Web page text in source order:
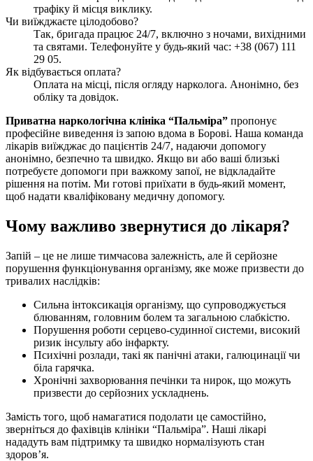
трафіку й місця виклику.
Чи виїжджаєте цілодобово?
Так, бригада працює 24/7, включно з ночами, вихідними
та святами. Телефонуйте у будь-який час: +38 (067) 111
29 05.
Як відбувається оплата?
Оплата на місці, після огляду нарколога. Анонімно, без
обліку та довідок.
Приватна наркологічна клініка “Пальміра” пропонує
професійне виведення із запою вдома в Борові. Наша команда
лікарів виїжджає до пацієнтів 24/7, надаючи допомогу
анонімно, безпечно та швидко. Якщо ви або ваші близькі
потребуєте допомоги при важкому запої, не відкладайте
рішення на потім. Ми готові приїхати в будь-який момент,
щоб надати кваліфіковану медичну допомогу.
Чому важливо звернутися до лікаря?
Запій – це не лише тимчасова залежність, але й серйозне
порушення функціонування організму, яке може призвести до
тривалих наслідків:
Сильна інтоксикація організму, що супроводжується
блюванням, головним болем та загальною слабкістю.
Порушення роботи серцево-судинної системи, високий
ризик інсульту або інфаркту.
Психічні розлади, такі як панічні атаки, галюцинації чи
біла гарячка.
Хронічні захворювання печінки та нирок, що можуть
призвести до серйозних ускладнень.
Замість того, щоб намагатися подолати це самостійно,
зверніться до фахівців клініки “Пальміра”. Наші лікарі
нададуть вам підтримку та швидко нормалізують стан
здоров’я.